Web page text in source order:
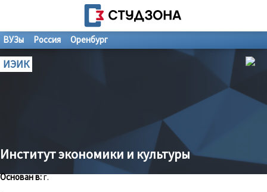
ВУЗы Россия Оренбург
ИЭИК
Институт экономики и культуры
Основан в:г.